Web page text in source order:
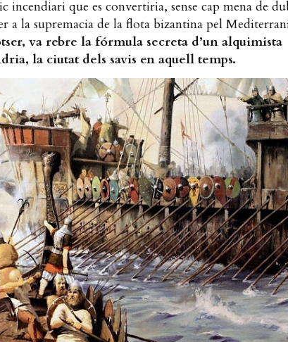
incendiari que es convertiria, sense cap mena de
a la supremacia de la flota bizantina pel
va rebre la fórmula secreta d’un alquimista
la ciutat dels savis en aquell temps.